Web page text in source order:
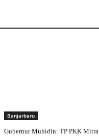
Banjarbaru
Gubernur Muhidin: TP PKK Mitra